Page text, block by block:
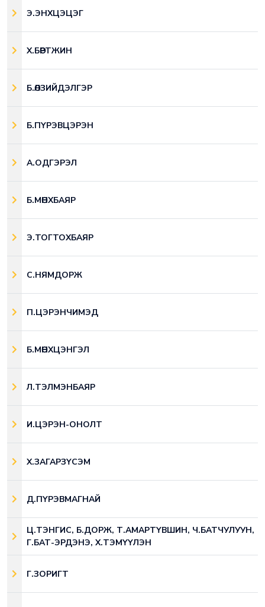
Э.ЭНХЦЭЦЭГ
Х.БӨРТЖИН
Б.ӨЛЗИЙДЭЛГЭР
Б.ПҮРЭВЦЭРЭН
А.ОДГЭРЭЛ
Б.МӨНХБАЯР
Э.ТОГТОХБАЯР
С.НЯМДОРЖ
П.ЦЭРЭНЧИМЭД
Б.МӨНХЦЭНГЭЛ
Л.ТЭЛМЭНБАЯР
И.ЦЭРЭН-ОНОЛТ
Х.ЗАГАРЗҮСЭМ
Д.ПҮРЭВМАГНАЙ
Ц.ТЭНГИС, Б.ДОРЖ, Т.АМАРТҮВШИН, Ч.БАТЧУЛУУН,
Г.БАТ-ЭРДЭНЭ, Х.ТЭМҮҮЛЭН
Г.ЗОРИГТ